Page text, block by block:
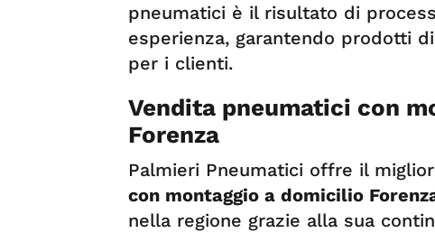
pneumatici è il risultato di
esperienza, garantendo prodotti
per i clienti.
Vendita pneumatici con
Forenza
Palmieri Pneumatici offre il
con montaggio a domicilio
nella regione grazie alla sua